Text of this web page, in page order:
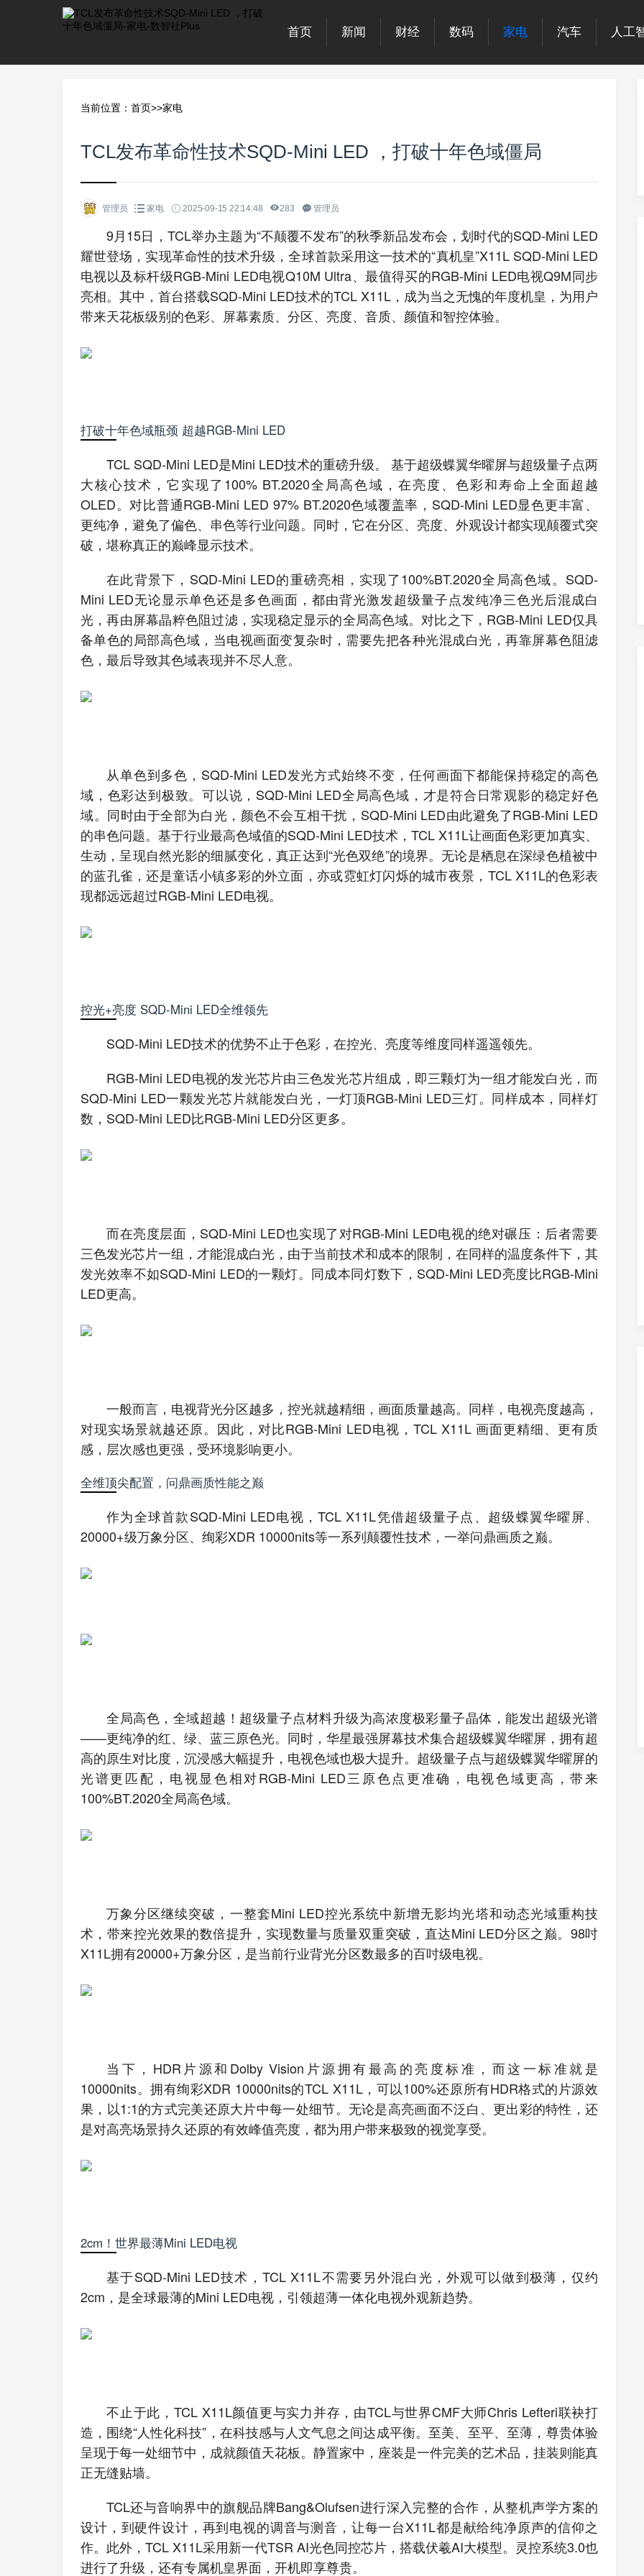
首页 新闻 财经 数码 家电 汽车 人工
当前位置： 首页>>家电
TCL发布革命性技术SQD-Mini LED ，打破十年色域僵局
管理员 家电 2025-09-15 22:14:48 283 管理员
9月15日，TCL举办主题为“不颠覆不发布”的秋季新品发布会，划时代的SQD-Mini LED
耀世登场，实现革命性的技术升级，全球首款采用这一技术的“真机皇”X11L SQD-Mini LED
电视以及标杆级RGB-Mini LED电视Q10M Ultra、最值得买的RGB-Mini LED电视Q9M同步
亮相。其中，首台搭载SQD-Mini LED技术的TCL X11L，成为当之无愧的年度机皇，为用户
带来天花板级别的色彩、屏幕素质、分区、亮度、音质、颜值和智控体验。
打破十年色域瓶颈 超越RGB-Mini LED
TCL SQD-Mini LED是Mini LED技术的重磅升级。 基于超级蝶翼华曜屏与超级量子点两
大核心技术，它实现了100% BT.2020全局高色域，在亮度、色彩和寿命上全面超越
OLED。对比普通RGB-Mini LED 97% BT.2020色域覆盖率，SQD-Mini LED显色更丰富、
更纯净，避免了偏色、串色等行业问题。同时，它在分区、亮度、外观设计都实现颠覆式突
破，堪称真正的巅峰显示技术。
在此背景下，SQD-Mini LED的重磅亮相，实现了100%BT.2020全局高色域。SQD-
Mini LED无论显示单色还是多色画面，都由背光激发超级量子点发纯净三色光后混成白
光，再由屏幕晶粹色阻过滤，实现稳定显示的全局高色域。对比之下，RGB-Mini LED仅具
备单色的局部高色域，当电视画面变复杂时，需要先把各种光混成白光，再靠屏幕色阻滤
色，最后导致其色域表现并不尽人意。
从单色到多色，SQD-Mini LED发光方式始终不变，任何画面下都能保持稳定的高色
域，色彩达到极致。可以说，SQD-Mini LED全局高色域，才是符合日常观影的稳定好色
域。同时由于全部为白光，颜色不会互相干扰，SQD-Mini LED由此避免了RGB-Mini LED
的串色问题。基于行业最高色域值的SQD-Mini LED技术，TCL X11L让画面色彩更加真实、
生动，呈现自然光影的细腻变化，真正达到“光色双绝”的境界。无论是栖息在深绿色植被中
的蓝孔雀，还是童话小镇多彩的外立面，亦或霓虹灯闪烁的城市夜景，TCL X11L的色彩表
现都远远超过RGB-Mini LED电视。
控光+亮度 SQD-Mini LED全维领先
SQD-Mini LED技术的优势不止于色彩，在控光、亮度等维度同样遥遥领先。
RGB-Mini LED电视的发光芯片由三色发光芯片组成，即三颗灯为一组才能发白光，而
SQD-Mini LED一颗发光芯片就能发白光，一灯顶RGB-Mini LED三灯。同样成本，同样灯
数，SQD-Mini LED比RGB-Mini LED分区更多。
而在亮度层面，SQD-Mini LED也实现了对RGB-Mini LED电视的绝对碾压：后者需要
三色发光芯片一组，才能混成白光，由于当前技术和成本的限制，在同样的温度条件下，其
发光效率不如SQD-Mini LED的一颗灯。同成本同灯数下，SQD-Mini LED亮度比RGB-Mini
LED更高。
一般而言，电视背光分区越多，控光就越精细，画面质量越高。同样，电视亮度越高，
对现实场景就越还原。因此，对比RGB-Mini LED电视，TCL X11L 画面更精细、更有质
感，层次感也更强，受环境影响更小。
全维顶尖配置，问鼎画质性能之巅
作为全球首款SQD-Mini LED电视，TCL X11L凭借超级量子点、超级蝶翼华曜屏、
20000+级万象分区、绚彩XDR 10000nits等一系列颠覆性技术，一举问鼎画质之巅。
全局高色，全域超越！超级量子点材料升级为高浓度极彩量子晶体，能发出超级光谱
——更纯净的红、绿、蓝三原色光。同时，华星最强屏幕技术集合超级蝶翼华曜屏，拥有超
高的原生对比度，沉浸感大幅提升，电视色域也极大提升。超级量子点与超级蝶翼华曜屏的
光谱更匹配，电视显色相对RGB-Mini LED三原色点更准确，电视色域更高，带来
100%BT.2020全局高色域。
万象分区继续突破，一整套Mini LED控光系统中新增无影均光塔和动态光域重构技
术，带来控光效果的数倍提升，实现数量与质量双重突破，直达Mini LED分区之巅。98吋
X11L拥有20000+万象分区，是当前行业背光分区数最多的百吋级电视。
当下，HDR片源和Dolby Vision片源拥有最高的亮度标准，而这一标准就是
10000nits。拥有绚彩XDR 10000nits的TCL X11L，可以100%还原所有HDR格式的片源效
果，以1:1的方式完美还原大片中每一处细节。无论是高亮画面不泛白、更出彩的特性，还
是对高亮场景持久还原的有效峰值亮度，都为用户带来极致的视觉享受。
2cm！世界最薄Mini LED电视
基于SQD-Mini LED技术，TCL X11L不需要另外混白光，外观可以做到极薄，仅约
2cm，是全球最薄的Mini LED电视，引领超薄一体化电视外观新趋势。
不止于此，TCL X11L颜值更与实力并存，由TCL与世界CMF大师Chris Lefteri联袂打
造，围绕“人性化科技”，在科技感与人文气息之间达成平衡。至美、至平、至薄，尊贵体验
呈现于每一处细节中，成就颜值天花板。静置家中，座装是一件完美的艺术品，挂装则能真
正无缝贴墙。
TCL还与音响界中的旗舰品牌Bang&Olufsen进行深入完整的合作，从整机声学方案的
设计，到硬件设计，再到电视的调音与测音，让每一台X11L都是献给纯净原声的信仰之
作。此外，TCL X11L采用新一代TSR AI光色同控芯片，搭载伏羲AI大模型。灵控系统3.0也
进行了升级，还有专属机皇界面，开机即享尊贵。